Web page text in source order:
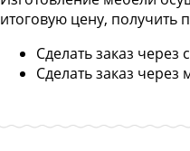
итоговую цену,
Сделать заказ через
Сделать заказ